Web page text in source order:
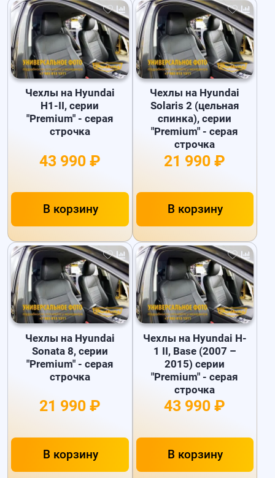
Чехлы на Hyundai
H1-II, серии
"Premium" - серая
строчка
43 990 ₽
В корзину
Чехлы на Hyundai
Solaris 2 (цельная
спинка), серии
"Premium" - серая
строчка
21 990 ₽
В корзину
Чехлы на Hyundai
Sonata 8, серии
"Premium" - серая
строчка
21 990 ₽
В корзину
Чехлы на Hyundai H-
1 II, Base (2007 –
2015) серии
"Premium" - серая
строчка
43 990 ₽
В корзину